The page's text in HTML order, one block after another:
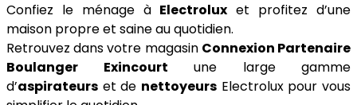
Confiez le ménage à Electrolux et profitez d’une
maison propre et saine au quotidien.
Retrouvez dans votre magasin Connexion Partenaire
Boulanger Exincourt une large gamme
d’aspirateurs et de nettoyeurs Electrolux pour vous